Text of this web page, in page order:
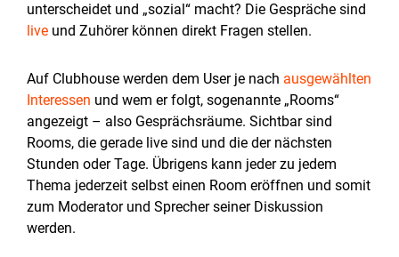
unterscheidet und „sozial“ macht? Die Gespräche sind
live und Zuhörer können direkt Fragen stellen.
Auf Clubhouse werden dem User je nach ausgewählten
Interessen und wem er folgt, sogenannte „Rooms“
angezeigt – also Gesprächsräume. Sichtbar sind
Rooms, die gerade live sind und die der nächsten
Stunden oder Tage. Übrigens kann jeder zu jedem
Thema jederzeit selbst einen Room eröffnen und somit
zum Moderator und Sprecher seiner Diskussion
werden.